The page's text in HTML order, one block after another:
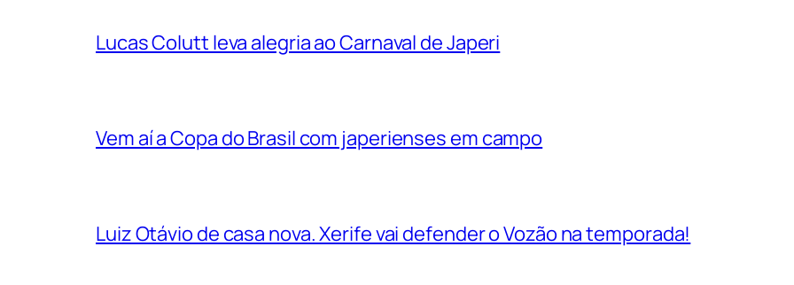
Lucas Colutt leva alegria ao Carnaval de Japeri
Vem aí a Copa do Brasil com japerienses em campo
Luiz Otávio de casa nova. Xerife vai defender o Vozão na temporada!